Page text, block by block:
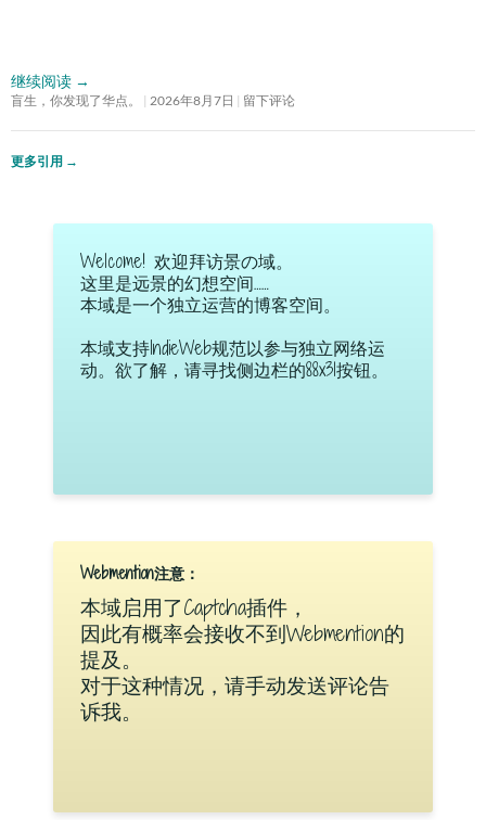
继续阅读 →
盲生，你发现了华点。 2026年8月7日 留下评论
更多引用 →
Welcome! 欢迎拜访景の域。
这里是远景的幻想空间……
本域是一个独立运营的博客空间。
本域支持IndieWeb规范以参与独立网络运
动。欲了解，请寻找侧边栏的88x31按钮。
Webmention注意：
本域启用了Captcha插件，
因此有概率会接收不到Webmention的
提及。
对于这种情况，请手动发送评论告
诉我。